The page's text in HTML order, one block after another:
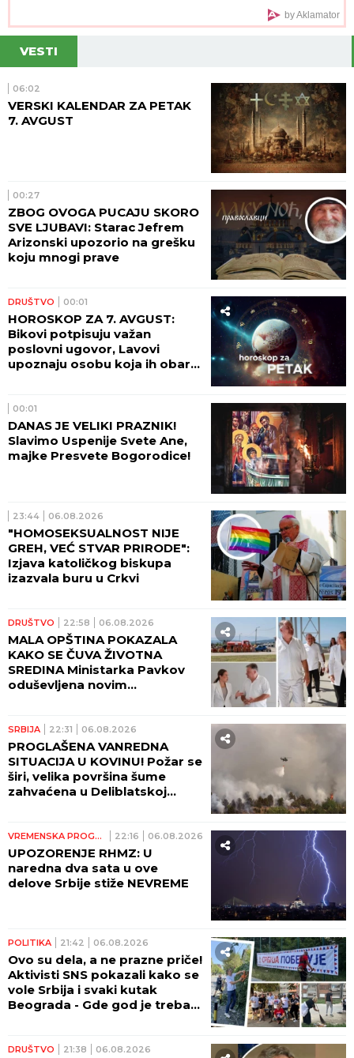
by Aklamator
VESTI
06:02
VERSKI KALENDAR ZA PETAK
7. AVGUST
00:27
ZBOG OVOGA PUCAJU SKORO
SVE LJUBAVI: Starac Jefrem
Arizonski upozorio na grešku
koju mnogi prave
DRUŠTVO 00:01
HOROSKOP ZA 7. AVGUST:
Bikovi potpisuju važan
poslovni ugovor, Lavovi
upoznaju osobu koja ih obara
00:01
DANAS JE VELIKI PRAZNIK!
Slavimo Uspenije Svete Ane,
majke Presvete Bogorodice!
23:44 06.08.2026
"HOMOSEKSUALNOST NIJE
GREH, VEĆ STVAR PRIRODE":
Izjava katoličkog biskupa
izazvala buru u Crkvi
DRUŠTVO 22:58 06.08.2026
MALA OPŠTINA POKAZALA
KAKO SE ČUVA ŽIVOTNA
SREDINA Ministarka Pavkov
oduševljena novim
SRBIJA 22:31 06.08.2026
PROGLAŠENA VANREDNA
SITUACIJA U KOVINU! Požar se
širi, velika površina šume
zahvaćena u Deliblatskoj
VREMENSKA PROGNOZA 22:16 06.08.2026
UPOZORENJE RHMZ: U
naredna dva sata u ove
delove Srbije stiže NEVREME
POLITIKA 21:42 06.08.2026
Ovo su dela, a ne prazne priče!
Aktivisti SNS pokazali kako se
vole Srbija i svaki kutak
Beograda - Gde god je trebalo
DRUŠTVO 21:38 06.08.2026